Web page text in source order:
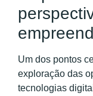
Um dos pontos
exploração das
tecnologias